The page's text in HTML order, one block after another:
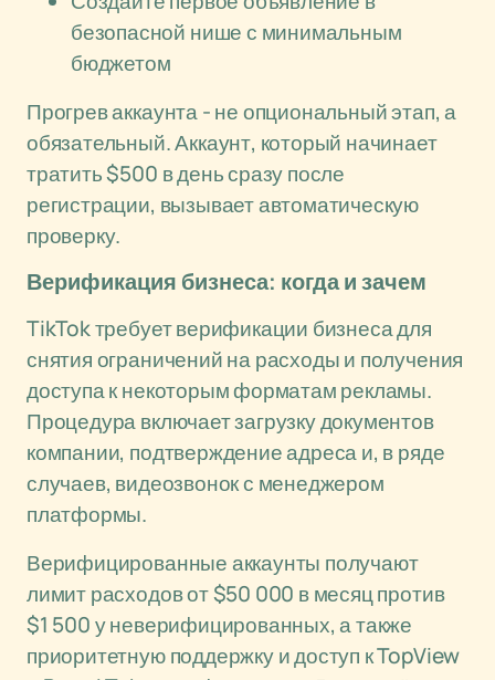
безопасной нише с минимальным
бюджетом
Прогрев аккаунта - не опциональный этап, а
обязательный. Аккаунт, который начинает
тратить $500 в день сразу после
регистрации, вызывает автоматическую
проверку.
Верификация бизнеса: когда и зачем
TikTok требует верификации бизнеса для
снятия ограничений на расходы и получения
доступа к некоторым форматам рекламы.
Процедура включает загрузку документов
компании, подтверждение адреса и, в ряде
случаев, видеозвонок с менеджером
платформы.
Верифицированные аккаунты получают
лимит расходов от $50 000 в месяц против
$1 500 у неверифицированных, а также
приоритетную поддержку и доступ к TopView